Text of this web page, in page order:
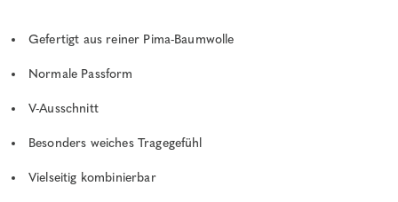
Gefertigt aus reiner Pima-Baumwolle
Normale Passform
V-Ausschnitt
Besonders weiches Tragegefühl
Vielseitig kombinierbar